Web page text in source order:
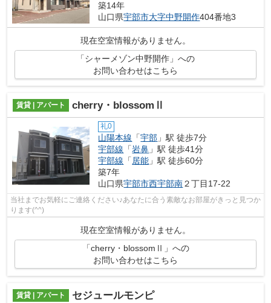
築14年
山口県宇部市大字中野開作404番地3
現在空室情報がありません。
「シャーメゾン中野開作」への
お問い合わせはこちら
賃貸 | アパート cherry・blossomⅡ
礼0
山陽本線 「宇部 」駅 徒歩7分
宇部線 「岩鼻 」駅 徒歩41分
宇部線 「居能 」駅 徒歩60分
築7年
山口県宇部市西宇部南２丁目17-22
当社までお気軽にご連絡ください♪あなたに合う素敵なお部屋がきっと見つか
ります(^^)
現在空室情報がありません。
「cherry・blossomⅡ」への
お問い合わせはこちら
賃貸 | アパート セジュールモンピ